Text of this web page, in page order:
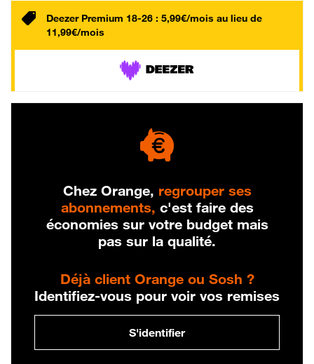
Deezer Premium 18-26 : 5,99€/mois au lieu de
11,99€/mois
Chez Orange, regrouper ses
abonnements, c'est faire des
économies sur votre budget mais
pas sur la qualité.
Déjà client Orange ou Sosh ?
Identifiez-vous pour voir vos remises
S'identifier